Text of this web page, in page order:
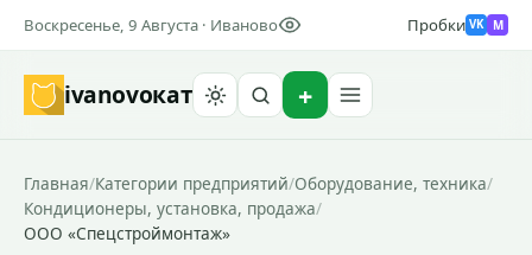
Воскресенье, 9 Августа · Иваново Пробки VK M
ivanovoкат
Найти
Главная/Категории предприятий/Оборудование, техника/
Кондиционеры, установка, продажа/
ООО «Спецстроймонтаж»